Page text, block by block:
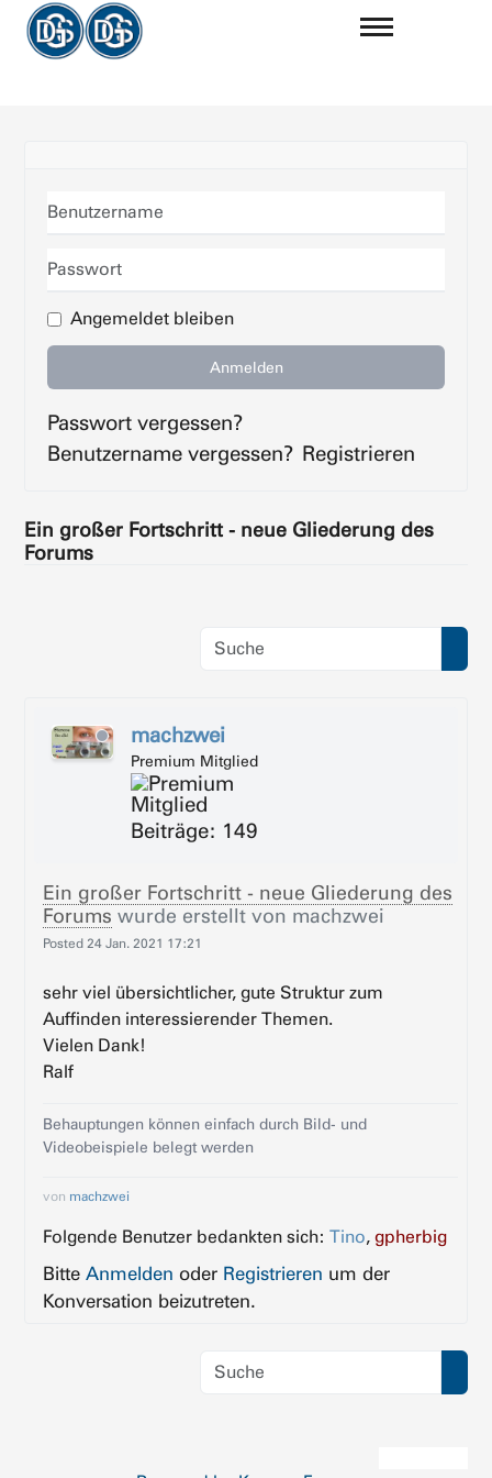
Benutzername
Passwort
Angemeldet bleiben
Anmelden
Passwort vergessen?
Benutzername vergessen? Registrieren
Ein großer Fortschritt - neue Gliederung des
Forums
machzwei
Premium Mitglied
Beiträge: 149
Ein großer Fortschritt - neue Gliederung des
Forums wurde erstellt von machzwei
Posted24 Jan. 2021 17:21
sehr viel übersichtlicher, gute Struktur zum
Auffinden interessierender Themen.
Vielen Dank!
Ralf
Behauptungen können einfach durch Bild- und
Videobeispiele belegt werden
von machzwei
Folgende Benutzer bedankten sich:Tino,gpherbig
BitteAnmelden oder Registrieren um der
Konversation beizutreten.